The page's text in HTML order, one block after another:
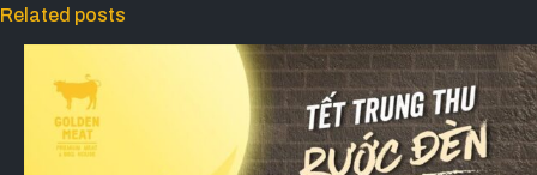
Related posts